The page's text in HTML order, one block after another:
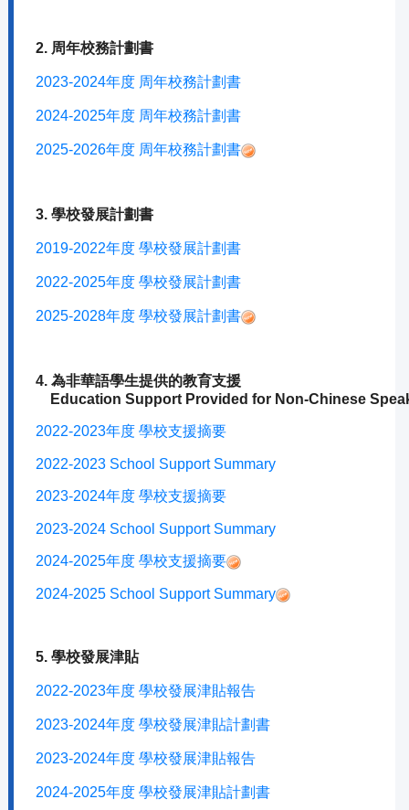
2. 周年校務計劃書
2023-2024年度 周年校務計劃書
2024-2025年度 周年校務計劃書
2025-2026年度 周年校務計劃書
3. 學校發展計劃書
2019-2022年度 學校發展計劃書
2022-2025年度 學校發展計劃書
2025-2028年度 學校發展計劃書
4. 為非華語學生提供的教育支援
Education Support Provided for Non-Chinese
2022-2023年度 學校支援摘要
2022-2023 School Support Summary
2023-2024年度 學校支援摘要
2023-2024 School Support Summary
2024-2025年度 學校支援摘要
2024-2025 School Support Summary
5. 學校發展津貼
2022-2023年度 學校發展津貼報告
2023-2024年度 學校發展津貼計劃書
2023-2024年度 學校發展津貼報告
2024-2025年度 學校發展津貼計劃書